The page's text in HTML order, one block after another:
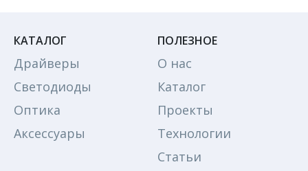
КАТАЛОГ
Драйверы
Светодиоды
Оптика
Аксессуары
ПОЛЕЗНОЕ
О нас
Каталог
Проекты
Технологии
Статьи